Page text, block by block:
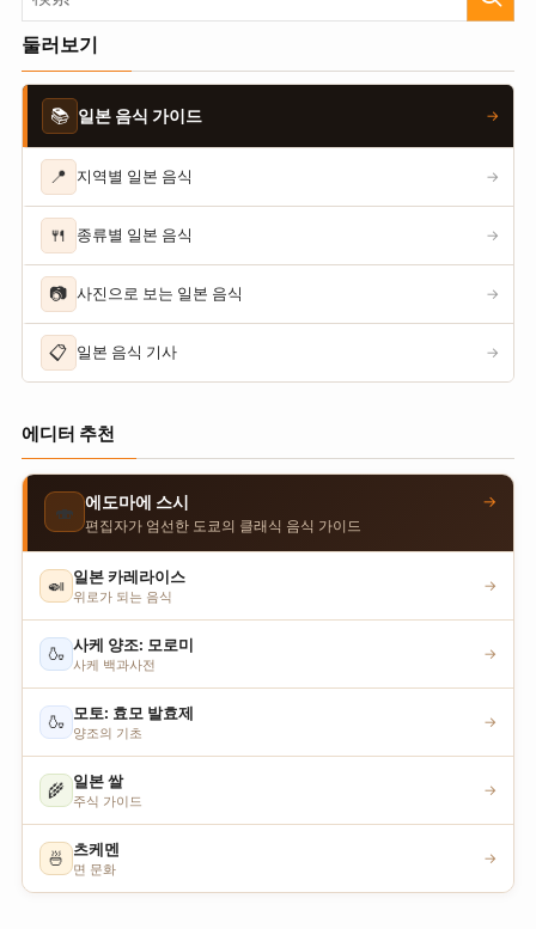
둘러보기
📚 일본 음식 가이드 →
📍 지역별 일본 음식 →
🍴 종류별 일본 음식 →
📷 사진으로 보는 일본 음식 →
📋 일본 음식 기사 →
에디터 추천
🍣 에도마에 스시
편집자가 엄선한 도쿄의 클래식 음식 가이드
→
🍛 일본 카레라이스
위로가 되는 음식
→
🍶 사케 양조: 모로미
사케 백과사전
→
🍶 모토: 효모 발효제
양조의 기초
→
🌾 일본 쌀
주식 가이드
→
🍜 츠케멘
면 문화
→